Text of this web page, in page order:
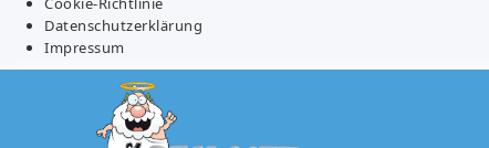
Datenschutzerklärung
Impressum